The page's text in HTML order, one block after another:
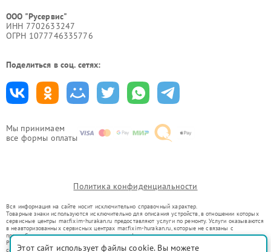
Мы принимаем
все формы оплаты
ООО "Русервис"
ИНН 7702633247
ОГРН 1077746335776
Поделиться в соц. сетях:
Политика конфиденциальности
Вся информация на сайте носит исключительно справочный характер.
Товарные знаки используются исключительно для описания устройств, в отношении которых
сервисные центры mar.fixim-hurakan.ru предоставляют услуги по ремонту. Услуги оказываются
в неавторизованных сервисных центрах mar.fixim-hurakan.ru, которые не связаны с
правообладателями товарных знаков или их официальными представителями.
Ремонт осуществляется для устройств, уже введенных в гражданский оборот в соответствии
со статьей 1487 ГК РФ.
Этот сайт использует файлы cookie. Вы можете